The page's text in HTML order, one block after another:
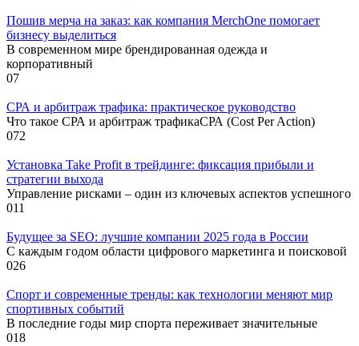
Пошив мерча на заказ: как компания MerchOne помогает
бизнесу выделиться
В современном мире брендированная одежда и
корпоративный
07
СРА и арбитраж трафика: практическое руководство
Что такое СРА и арбитраж трафикаСРА (Cost Per Action)
072
Установка Take Profit в трейдинге: фиксация прибыли и
стратегии выхода
Управление рисками – один из ключевых аспектов успешного
011
Будущее за SEO: лучшие компании 2025 года в России
С каждым годом области цифрового маркетинга и поисковой
026
Спорт и современные тренды: как технологии меняют мир
спортивных событий
В последние годы мир спорта переживает значительные
018